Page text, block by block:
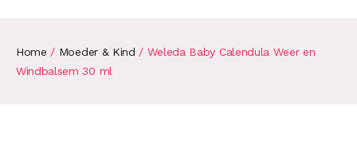
Home / Moeder & Kind / Weleda Baby Calendula Weer en
Windbalsem 30 ml